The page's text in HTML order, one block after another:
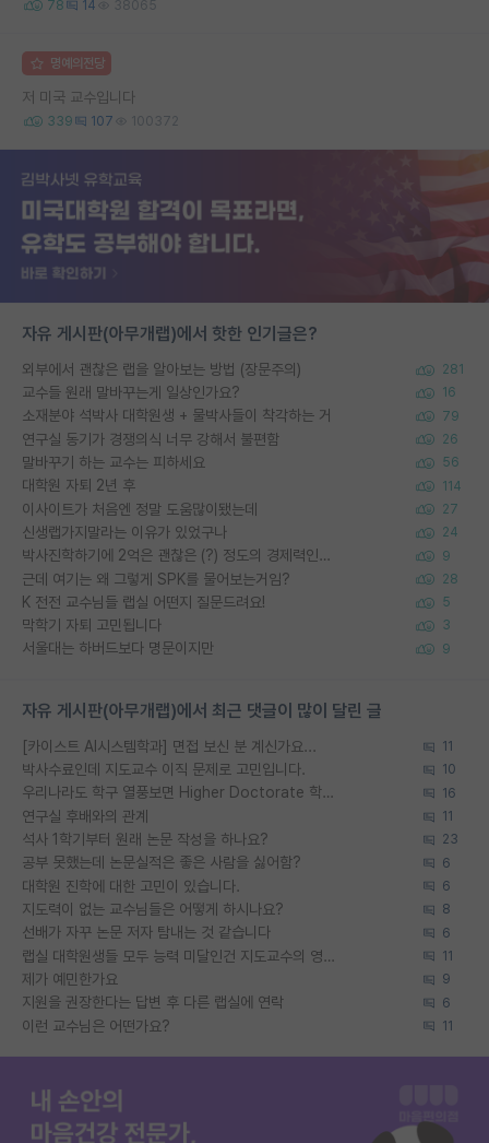
78 14 38065
명예의전당
저 미국 교수입니다
339 107 100372
자유 게시판(아무개랩)에서 핫한 인기글은?
외부에서 괜찮은 랩을 알아보는 방법 (장문주의) 281
교수들 원래 말바꾸는게 일상인가요? 16
소재분야 석박사 대학원생 + 물박사들이 착각하는 거 79
연구실 동기가 경쟁의식 너무 강해서 불편함 26
말바꾸기 하는 교수는 피하세요 56
대학원 자퇴 2년 후 114
이사이트가 처음엔 정말 도움많이됐는데 27
신생랩가지말라는 이유가 있었구나 24
박사진학하기에 2억은 괜찮은 (?) 정도의 경제력인가요 9
근데 여기는 왜 그렇게 SPK를 물어보는거임? 28
K 전전 교수님들 랩실 어떤지 질문드려요! 5
막학기 자퇴 고민됩니다 3
서울대는 하버드보다 명문이지만 9
자유 게시판(아무개랩)에서 최근 댓글이 많이 달린 글
[카이스트 AI시스템학과] 면접 보신 분 계신가요... 11
박사수료인데 지도교수 이직 문제로 고민입니다. 10
우리나라도 학구 열풍보면 Higher Doctorate 학위가 필요하다고 봅니다. 16
연구실 후배와의 관계 11
석사 1학기부터 원래 논문 작성을 하나요? 23
공부 못했는데 논문실적은 좋은 사람을 싫어함? 6
대학원 진학에 대한 고민이 있습니다. 6
지도력이 없는 교수님들은 어떻게 하시나요? 8
선배가 자꾸 논문 저자 탐내는 것 같습니다 6
랩실 대학원생들 모두 능력 미달인건 지도교수의 영향 아닌가? 11
제가 예민한가요 9
지원을 권장한다는 답변 후 다른 랩실에 연락 6
이런 교수님은 어떤가요? 11